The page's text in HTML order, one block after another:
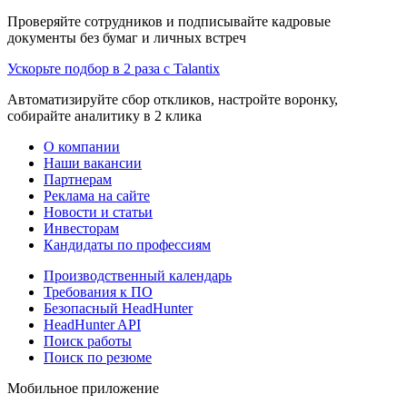
Проверяйте сотрудников и подписывайте кадровые
документы без бумаг и личных встреч
Ускорьте подбор в 2 раза с Talantix
Автоматизируйте сбор откликов, настройте воронку,
собирайте аналитику в 2 клика
О компании
Наши вакансии
Партнерам
Реклама на сайте
Новости и статьи
Инвесторам
Кандидаты по профессиям
Производственный календарь
Требования к ПО
Безопасный HeadHunter
HeadHunter API
Поиск работы
Поиск по резюме
Мобильное приложение